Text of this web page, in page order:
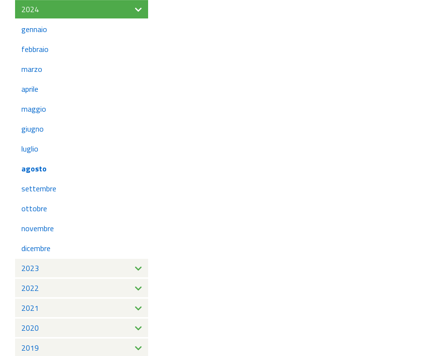
2024
gennaio
febbraio
marzo
aprile
maggio
giugno
luglio
agosto
settembre
ottobre
novembre
dicembre
2023
2022
2021
2020
2019